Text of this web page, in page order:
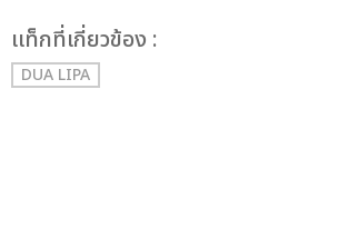
เเท็กที่เกี่ยวข้อง :
DUA LIPA